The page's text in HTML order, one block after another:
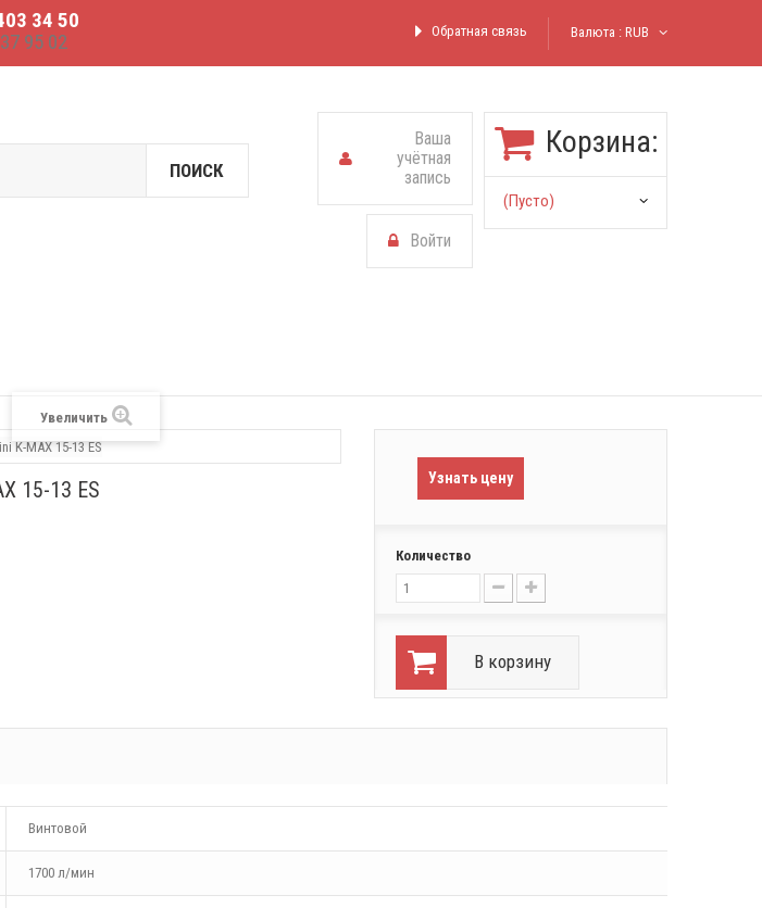
34 50
95 02
Валюта : RUB
Обратная связь
Корзина:
(пусто)
Ваша
учётная
запись
Войти
ПОИСК
Увеличить
15-13 ES Узнать цену
Количество
В корзину
Винтовой
1700 л/мин